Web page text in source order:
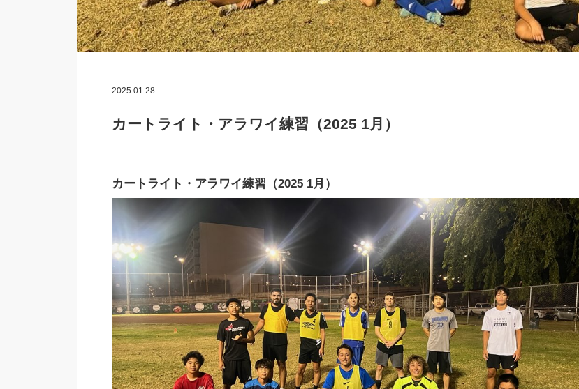
2025.01.28
カートライト・アラワイ練習（2025 1月）
カートライト・アラワイ練習（2025 1月）